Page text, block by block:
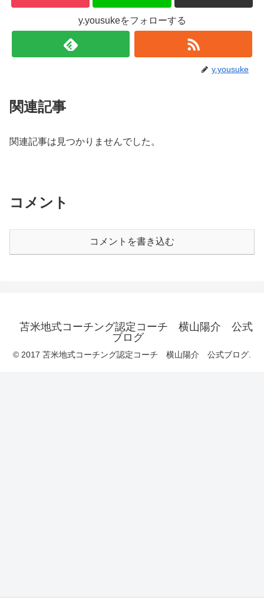
y.yousukeをフォローする
y.yousuke
関連記事
関連記事は見つかりませんでした。
コメント
コメントを書き込む
苫米地式コーチング認定コーチ 横山陽介 公式
ブログ
© 2017 苫米地式コーチング認定コーチ 横山陽介 公式ブログ.